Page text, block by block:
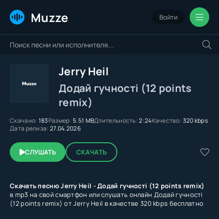
Muzze Войти
Jerry Heil
Додай гучності (12 points
remix)
Скачано: 183Размер: 5.51 MBДлительность:2:24Качество: 320 kbps
Дата релиза: 27.04.2026
СЛУШАТЬ СКАЧАТЬ
Скачать песню Jerry Heil - Додай гучності (12 points remix)
в mp3 на свой смартфон или слушать онлайн Додай гучності
(12 points remix) от Jerry Heil в качестве 320 kbps бесплатно